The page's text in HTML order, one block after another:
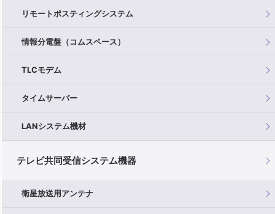
リモートポスティングシステム
情報分電盤（コムスペース）
TLCモデム
タイムサーバー
LANシステム機材
テレビ共同受信システム機器
衛星放送用アンテナ